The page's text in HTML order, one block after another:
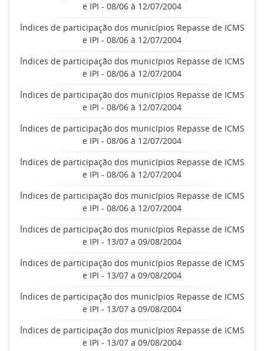
e IPI - 08/06 à 12/07/2004
Índices de participação dos municípios Repasse de ICMS
e IPI - 08/06 à 12/07/2004
Índices de participação dos municípios Repasse de ICMS
e IPI - 08/06 à 12/07/2004
Índices de participação dos municípios Repasse de ICMS
e IPI - 08/06 à 12/07/2004
Índices de participação dos municípios Repasse de ICMS
e IPI - 08/06 à 12/07/2004
Índices de participação dos municípios Repasse de ICMS
e IPI - 08/06 à 12/07/2004
Índices de participação dos municípios Repasse de ICMS
e IPI - 08/06 à 12/07/2004
Índices de participação dos municípios Repasse de ICMS
e IPI - 13/07 a 09/08/2004
Índices de participação dos municípios Repasse de ICMS
e IPI - 13/07 a 09/08/2004
Índices de participação dos municípios Repasse de ICMS
e IPI - 13/07 a 09/08/2004
Índices de participação dos municípios Repasse de ICMS
e IPI - 13/07 a 09/08/2004